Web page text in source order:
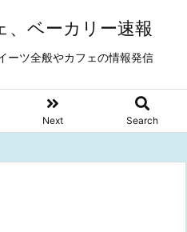
、ベーカリー速報
ーツ全般やカフェの情報発信
Next Search